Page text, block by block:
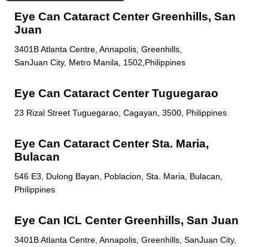
Eye Can Cataract Center Greenhills, San
Juan
3401B Atlanta Centre, Annapolis, Greenhills,
SanJuan City, Metro Manila, 1502,Philippines
Eye Can Cataract Center Tuguegarao
23 Rizal Street Tuguegarao, Cagayan, 3500, Philippines
Eye Can Cataract Center Sta. Maria,
Bulacan
546 E3, Dulong Bayan, Poblacion, Sta. Maria, Bulacan,
Philippines
Eye Can ICL Center Greenhills, San Juan
3401B Atlanta Centre, Annapolis, Greenhills, SanJuan City,